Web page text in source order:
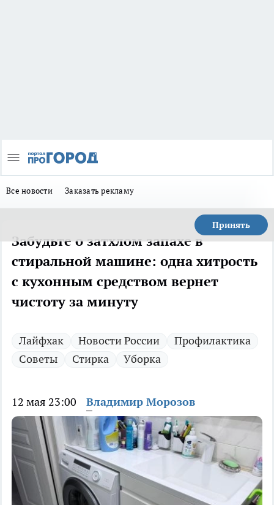
Все новости Заказать рекламу
Принять
Забудьте о затхлом запахе в
стиральной машине: одна хитрость
с кухонным средством вернет
чистоту за минуту
Лайфхак Новости России
Профилактика
Советы
Стирка Уборка
12 мая 23:00 Владимир Морозов